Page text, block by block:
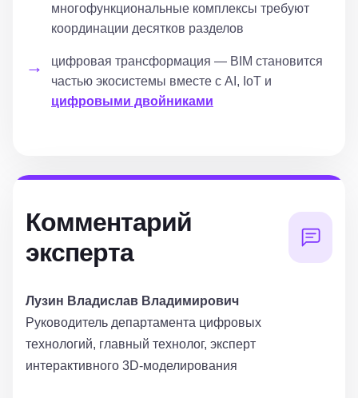
многофункциональные комплексы требуют
координации десятков разделов
цифровая трансформация — BIM становится
частью экосистемы вместе с AI, IoT и
цифровыми двойниками
Комментарий
эксперта
Лузин Владислав Владимирович
Руководитель департамента цифровых
технологий, главный технолог, эксперт
интерактивного 3D-моделирования